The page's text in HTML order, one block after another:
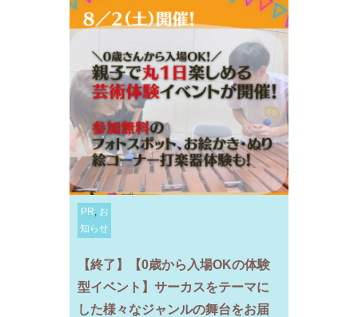
PR, お
知らせ
【終了】【0歳から入場OKの体験
型イベント】サーカスをテーマに
した様々なジャンルの舞台をお届